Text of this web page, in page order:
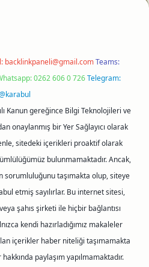
backlinkpaneli@gmail.comTeams:
0262 606 0 726Telegram:
Kanun gereğince Bilgi Teknolojileri ve
onaylanmış bir Yer Sağlayıcı olarak
sitedeki içerikleri proaktif olarak
bulunmamaktadır. Ancak,
sorumluluğunu taşımakta olup, siteye
etmiş sayılırlar. Bu internet sitesi,
şahıs şirketi ile hiçbir bağlantısı
kendi hazırladığımız makaleler
içerikler haber niteliği taşımamakta
paylaşım yapılmamaktadır.